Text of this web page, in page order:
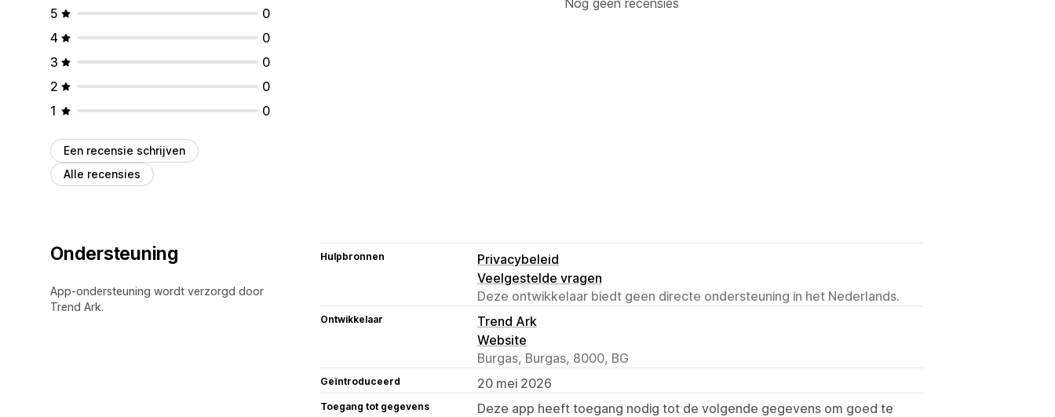
5
0
4
0
3
0
2
0
1
0
Een recensie schrijven
Alle recensies
Ondersteuning
App-ondersteuning wordt verzorgd door
Trend Ark.
Hulpbronnen
Privacybeleid
Veelgestelde vragen
Deze ontwikkelaar biedt geen directe ondersteuning in het Nederlands.
Ontwikkelaar
Trend Ark
Website
Burgas, Burgas, 8000, BG
Geïntroduceerd 20 mei 2026
Toegang tot gegevens
Deze app heeft toegang nodig tot de volgende gegevens om goed te